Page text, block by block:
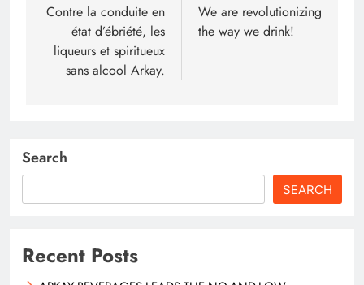
navigation
Contre la conduite en
état d’ébriété, les
liqueurs et spiritueux
sans alcool Arkay.
We are revolutionizing
the way we drink!
Search
SEARCH
Recent Posts